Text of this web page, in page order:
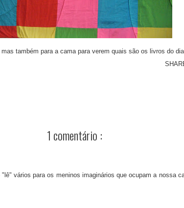
também para a cama para verem quais são os livros do
1 comentário :
vários para os meninos imaginários que ocupam a nossa